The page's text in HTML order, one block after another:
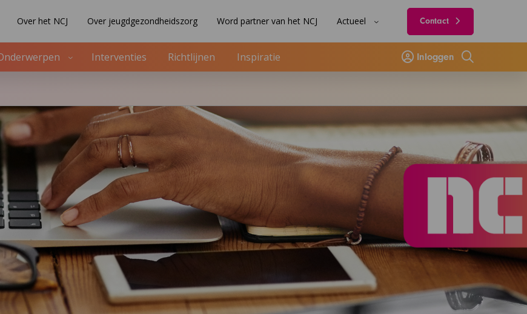
Over het NCJ Over jeugdgezondheidszorg Word partner van het NCJ Actueel Contact
Interventies Richtlijnen Inspiratie Inloggen
Zoeken